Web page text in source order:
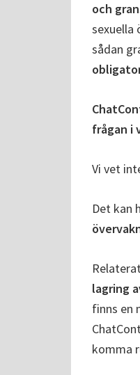
och
sexuella
sådan
frågan i
Vi vet
Det kan
lagring
finns en
komma